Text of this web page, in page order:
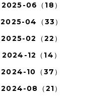
2025-06（18）
2025-04（33）
2025-02（22）
2024-12（14）
2024-10（37）
2024-08（21）